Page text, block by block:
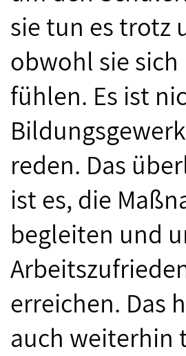
sie tun es trotz
obwohl sie
fühlen. Es ist
reden. Das
ist es, die
begleiten und
erreichen. Das
auch weiterhin